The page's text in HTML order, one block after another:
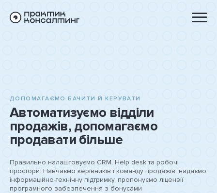
ДОПОМАГАЄМО БАЧИТИ Й КЕРУВАТИ
Автоматизуємо відділи
продажів, допомагаємо
продавати більше
Правильно налаштовуємо CRM, Help desk та робочі
простори. Навчаємо керівників і команду продажів, надаємо
інформаційно-технічну підтримку, пропонуємо ліцензії
програмного забезпечення з бонусами